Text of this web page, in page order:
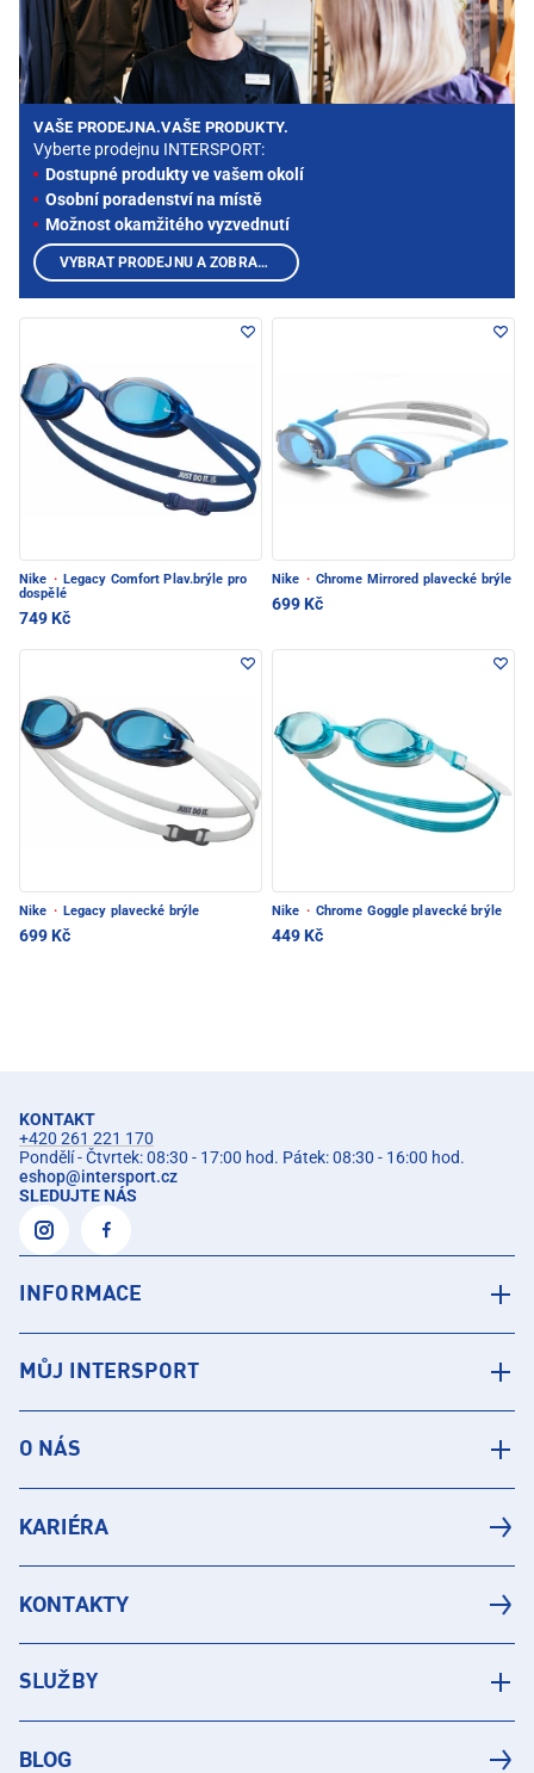
Nike · Legacy Comfort Plav.brýle pro
dospělé
749 Kč
Nike · Chrome Mirrored plavecké brýle
699 Kč
Nike · Legacy plavecké brýle
699 Kč
Nike · Chrome Goggle plavecké brýle
449 Kč
VAŠE PRODEJNA.VAŠE PRODUKTY.
Vyberte prodejnu INTERSPORT:
Dostupné produkty ve vašem okolí
Osobní poradenství na místě
Možnost okamžitého vyzvednutí
VYBRAT PRODEJNU A ZOBRAZIT PRODUKTY
KONTAKT
+420 261 221 170
Pondělí - Čtvrtek: 08:30 - 17:00 hod. Pátek: 08:30 - 16:00 hod.
eshop@intersport.cz
SLEDUJTE NÁS
INFORMACE
MŮJ INTERSPORT
O NÁS
KARIÉRA
KONTAKTY
SLUŽBY
BLOG